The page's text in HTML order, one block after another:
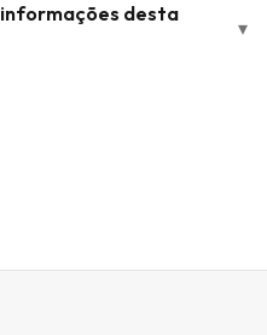
informações desta
▾